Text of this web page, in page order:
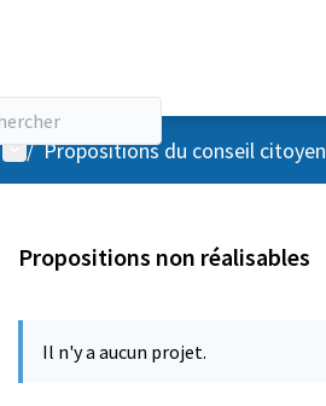
Menu utilisateur
/ Propositions du conseil citoyen
Propositions non réalisables
Il n'y a aucun projet.